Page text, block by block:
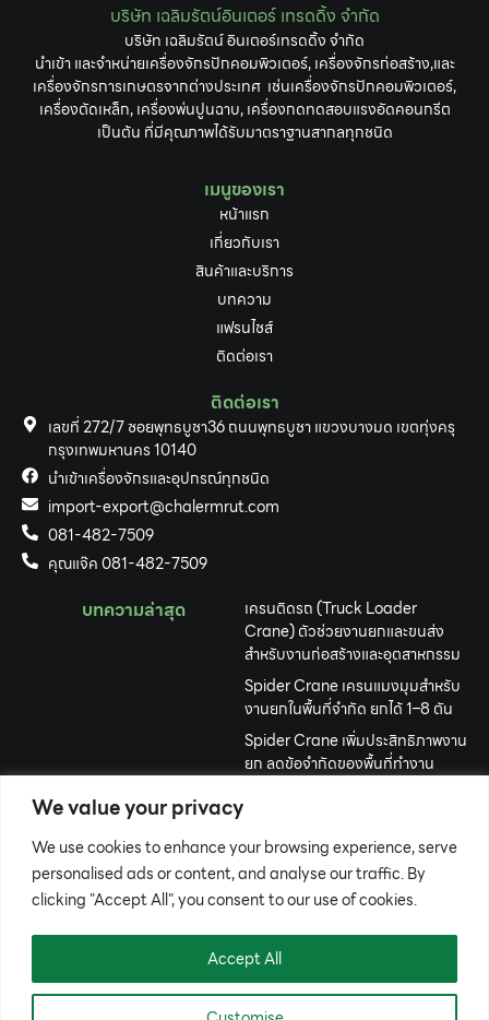
We value your privacy
We use cookies to enhance your browsing experience, serve
personalised ads or content, and analyse our traffic. By
clicking "Accept All", you consent to our use of cookies.
Accept All
บริษัท เฉลิมรัตน์อินเตอร์ เทรดดิ้ง จำกัด
บริษัท เฉลิมรัตน์ อินเตอร์เทรดดิ้ง จำกัด
นำเข้า และจำหน่ายเครื่องจักรปักคอมพิวเตอร์, เครื่องจักรก่อสร้าง,และ
เครื่องจักรการเกษตรจากต่างประเทศ เช่นเครื่องจักรปักคอมพิวเตอร์,
เครื่องตัดเหล็ก, เครื่องพ่นปูนฉาบ, เครื่องกดทดสอบแรงอัดคอนกรีต
เป็นต้น ที่มีคุณภาพได้รับมาตราฐานสากลทุกชนิด
เมนูของเรา
หน้าแรก
เกี่ยวกับเรา
สินค้าและบริการ
บทความ
แฟรนไชส์
ติดต่อเรา
ติดต่อเรา
เลขที่ 272/7 ซอยพุทธบูชา36 ถนนพุทธบูชา แขวงบางมด เขตทุ่งครุ
กรุงเทพมหานคร 10140
นำเข้าเครื่องจักรและอุปกรณ์ทุกชนิด
import-export@chalermrut.com
081-482-7509
คุณแจ๊ค 081-482-7509
บทความล่าสุด
เครนติดรถ (Truck Loader
Crane) ตัวช่วยงานยกและขนส่ง
สำหรับงานก่อสร้างและอุตสาหกรรม
Spider Crane เครนแมงมุมสำหรับ
งานยกในพื้นที่จำกัด ยกได้ 1–8 ตัน
Spider Crane เพิ่มประสิทธิภาพงาน
ยก ลดข้อจำกัดของพื้นที่ทำงาน
เครื่องจักรปักคอมพิวเตอร์ คืออะไร?
เลือกอย่างไรให้เหมาะกับธุรกิจปักผ้า
รถขุดตีนตะขาบขนาดเล็ก ทางเลือก